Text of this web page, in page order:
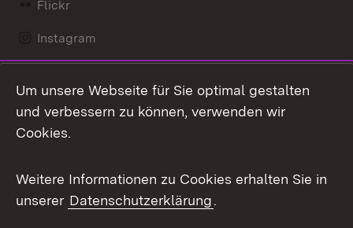
Flickr
Instagram
Mastodon
Messenger
Social Wall
X / Twitter
Um unsere Webseite für Sie optimal gestalten
und verbessern zu können, verwenden wir
Cookies.
Weitere Informationen zu Cookies erhalten Sie in
unserer Datenschutzerklärung.